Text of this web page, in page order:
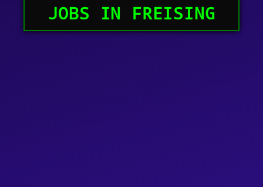
JOBS IN FREISING